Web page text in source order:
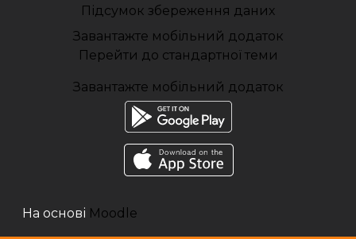
Підсумок збереження даних
Завантажте мобільний додаток
Перейти до стандартної теми
Завантажте мобільний додаток
На основі Moodle